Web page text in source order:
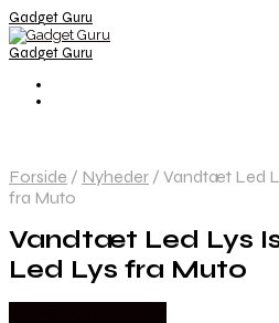
Gadget Guru
Gadget Guru
Forside / Nyheder / Vandtæt Led
fra Muto
Vandtæt Led Lys
Led Lys fra Muto